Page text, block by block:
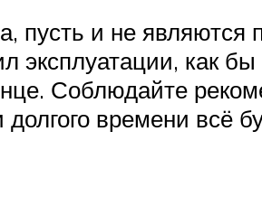
пусть и не
эксплуатации, как
Соблюдайте
времени всё